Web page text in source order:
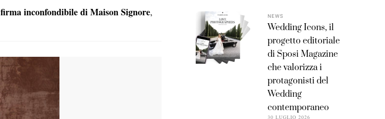
firma inconfondibile di Maison Signore,
NEWS
Wedding Icons, il
progetto editoriale
di Sposi Magazine
che valorizza i
protagonisti del
Wedding
contemporaneo
30 LUGLIO 2026